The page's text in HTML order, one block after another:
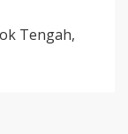
Tengah,